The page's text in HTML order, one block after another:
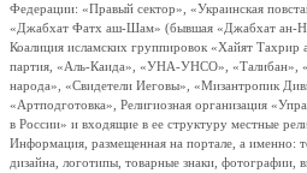
Федерации: «Правый сектор», «Украинская
«Джабхат Фатх аш-Шам» (бывшая «Джабхат ан-
Коалиция исламских группировок «Хайят
партия, «Аль-Каида», «УНА-УНСО», «Талибан»,
народа», «Свидетели Иеговы», «Мизантропик
«Артподготовка», Религиозная организация
в России» и входящие в ее структуру местные
Информация, размещенная на портале, а именно:
дизайна, логотипы, товарные знаки, фотографии,